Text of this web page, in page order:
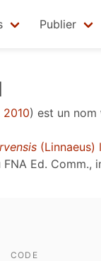
Publier
2010) est un nom
(Linnaeus)
FNA Ed. Comm.,
CODE